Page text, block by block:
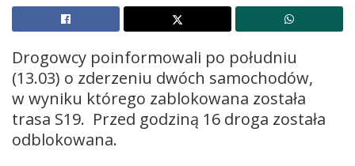
Drogowcy poinformowali po południu
(13.03) o zderzeniu dwóch samochodów,
w wyniku którego zablokowana została
trasa S19. Przed godziną 16 droga została
odblokowana.